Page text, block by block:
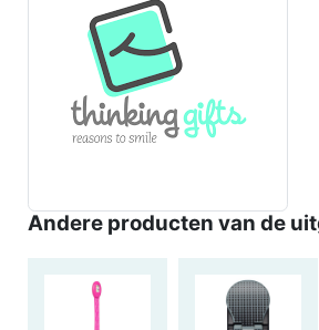
Andere producten van de